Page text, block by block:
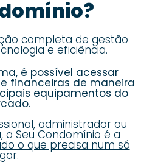
completa de gestão
e eficiência.
é possível acessar
financeiras de maneira
equipamentos do
administrador ou
a Seu Condomínio é a
o que precisa num só